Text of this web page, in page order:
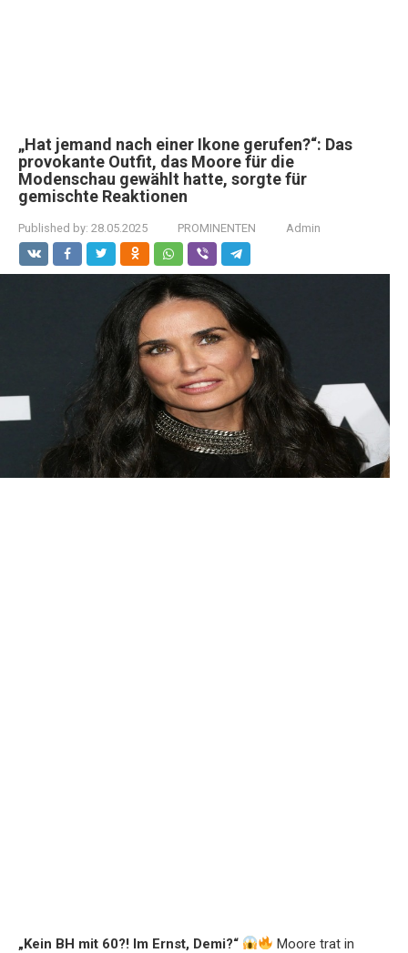
„Hat jemand nach einer Ikone gerufen?“: Das
provokante Outfit, das Moore für die
Modenschau gewählt hatte, sorgte für
gemischte Reaktionen
Published by: 28.05.2025 PROMINENTEN Admin
„Kein BH mit 60?! Im Ernst, Demi?“
Moore trat in